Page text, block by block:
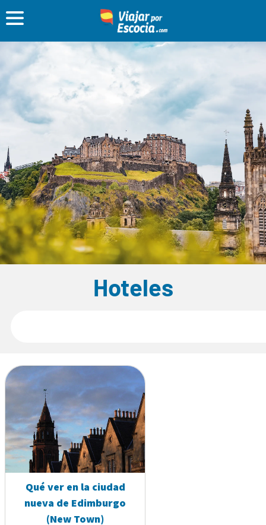
Hoteles
Qué ver en la ciudad
nueva de Edimburgo
(New Town)